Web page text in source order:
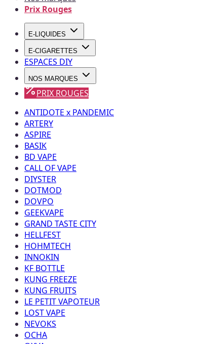
Prix Rouges
E-LIQUIDES
E-CIGARETTES
ESPACES DIY
NOS MARQUES
PRIX ROUGES
ANTIDOTE x PANDEMIC
ARTERY
ASPIRE
BASIK
BD VAPE
CALL OF VAPE
DIYSTER
DOTMOD
DOVPO
GEEKVAPE
GRAND TASTE CITY
HELLFEST
HOHMTECH
INNOKIN
KF BOTTLE
KUNG FREEZE
KUNG FRUITS
LE PETIT VAPOTEUR
LOST VAPE
NEVOKS
OCHA